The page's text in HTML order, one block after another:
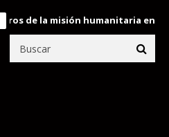
la misión humanitaria enviada a